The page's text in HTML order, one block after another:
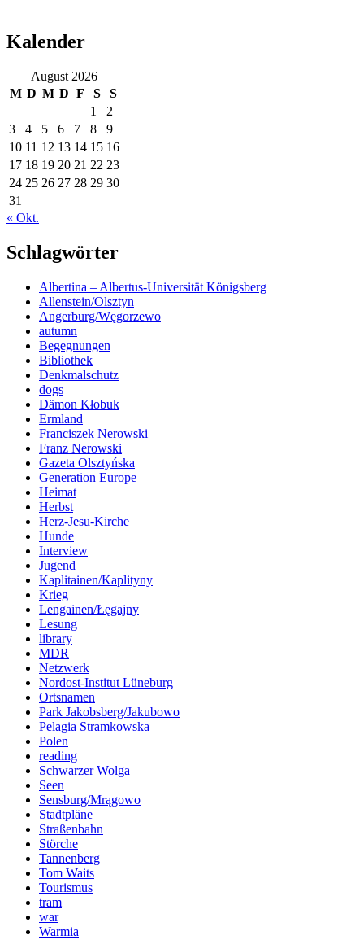
Kalender
August 2026
M D M D F S
S
1
2
3
4 5 6 7 8
9
10 11 12 13 14 15 16
17 18 19 20 21 22 23
24 25 26 27 28 29 30
31
« Okt.
Schlagwörter
Albertina – Albertus-Universität Königsberg
Allenstein/Olsztyn
Angerburg/Węgorzewo
autumn
Begegnungen
Bibliothek
Denkmalschutz
dogs
Dämon Kłobuk
Ermland
Franciszek Nerowski
Franz Nerowski
Gazeta Olsztyńska
Generation Europe
Heimat
Herbst
Herz-Jesu-Kirche
Hunde
Interview
Jugend
Kaplitainen/Kaplityny
Krieg
Lengainen/Łęgajny
Lesung
library
MDR
Netzwerk
Nordost-Institut Lüneburg
Ortsnamen
Park Jakobsberg/Jakubowo
Pelagia Stramkowska
Polen
reading
Schwarzer Wolga
Seen
Sensburg/Mrągowo
Stadtpläne
Straßenbahn
Störche
Tannenberg
Tom Waits
Tourismus
tram
war
Warmia